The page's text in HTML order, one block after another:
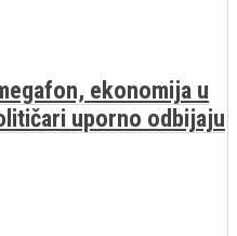
ekonomija u
uporno odbijaju